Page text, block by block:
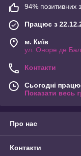
94% позитивних з
Працює з
м. Київ
ул. Оноре де
Контакти
Сьогодні
Показати весь
Про нас
Контакти